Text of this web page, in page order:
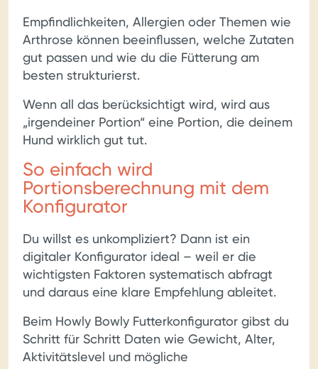
Empfindlichkeiten, Allergien oder Themen wie
Arthrose können beeinflussen, welche Zutaten
gut passen und wie du die Fütterung am
besten strukturierst.
Wenn all das berücksichtigt wird, wird aus
„irgendeiner Portion“ eine Portion, die deinem
Hund wirklich gut tut.
So einfach wird
Portionsberechnung mit dem
Konfigurator
Du willst es unkompliziert? Dann ist ein
digitaler Konfigurator ideal – weil er die
wichtigsten Faktoren systematisch abfragt
und daraus eine klare Empfehlung ableitet.
Beim Howly Bowly Futterkonfigurator gibst du
Schritt für Schritt Daten wie Gewicht, Alter,
Aktivitätslevel und mögliche